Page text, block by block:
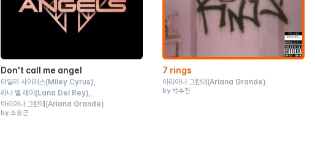
Don't call me angel
마일리 사이러스(Miley Cyrus)
라나 델 레이 (Lana Del Rey)
아리아나 그란데 (Ariana Grande)
by 소승근
7 rings
아리아나 그란데 (Ariana Grande)
by 박수진